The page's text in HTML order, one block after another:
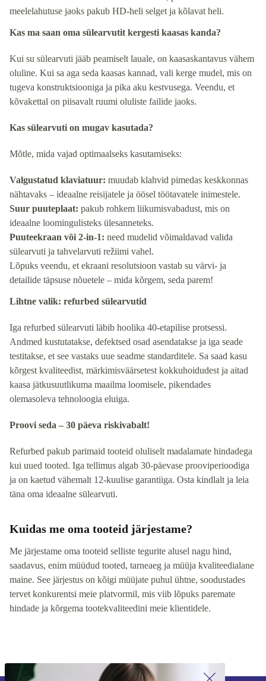
meelelahutuse jaoks pakub HD-heli selget ja kõlavat heli.
Kas ma saan oma sülearvutit kergesti kaasas kanda?
Kui su sülearvuti jääb peamiselt lauale, on kaasaskantavus vähem
oluline. Kui sa aga seda kaasas kannad, vali kerge mudel, mis on
tugeva konstruktsiooniga ja pika aku kestvusega. Veendu, et
kõvakettal on piisavalt ruumi oluliste failide jaoks.
Kas sülearvuti on mugav kasutada?
Mõtle, mida vajad optimaalseks kasutamiseks:
Valgustatud klaviatuur: muudab klahvid pimedas keskkonnas
nähtavaks – ideaalne reisijatele ja öösel töötavatele inimestele.
Suur puuteplaat: pakub rohkem liikumisvabadust, mis on
ideaalne loomingulisteks ülesanneteks.
Puuteekraan või 2-in-1: need mudelid võimaldavad valida
sülearvuti ja tahvelarvuti režiimi vahel.
Lõpuks veendu, et ekraani resolutsioon vastab su värvi- ja
detailide täpsuse nõuetele – mida kõrgem, seda parem!
Lihtne valik: refurbed sülearvutid
Iga refurbed sülearvuti läbib hoolika 40-etapilise protsessi.
Andmed kustutatakse, defektsed osad asendatakse ja iga seade
testitakse, et see vastaks uue seadme standarditele. Sa saad kasu
kõrgest kvaliteedist, märkimisväärsetest kokkuhoidudest ja aitad
kaasa jätkusuutlikuma maailma loomisele, pikendades
olemasoleva tehnoloogia eluiga.
Proovi seda – 30 päeva riskivabalt!
Refurbed pakub parimaid tooteid oluliselt madalamate hindadega
kui uued tooted. Iga tellimus algab 30-päevase prooviperioodiga
ja on kaetud vähemalt 12-kuulise garantiiga. Osta kindlalt ja leia
täna oma ideaalne sülearvuti.
Kuidas me oma tooteid järjestame?
Me järjestame oma tooteid selliste tegurite alusel nagu hind,
saadavus, enim müüdud tooted, tarneaeg ja müüja kvaliteedialane
maine. See järjestus on kõigi müüjate puhul ühtne, soodustades
tervet konkurentsi meie platvormil, mis viib lõpuks paremate
hindade ja kõrgema tootekvaliteedini meie klientidele.